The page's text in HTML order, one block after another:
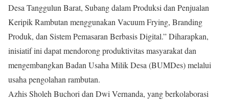
Desa Tanggulun Barat, Subang dalam Produksi dan Penjualan
Keripik Rambutan menggunakan Vacuum Frying, Branding
Produk, dan Sistem Pemasaran Berbasis Digital.” Diharapkan,
inisiatif ini dapat mendorong produktivitas masyarakat dan
mengembangkan Badan Usaha Milik Desa (BUMDes) melalui
usaha pengolahan rambutan.
Azhis Sholeh Buchori dan Dwi Vernanda, yang berkolaborasi